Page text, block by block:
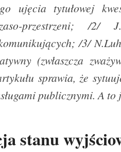
ujęcia tytułowej
przestrzeni; /2/
/3/
(zwłaszcza
sprawia, że
publicznymi. A
stanu